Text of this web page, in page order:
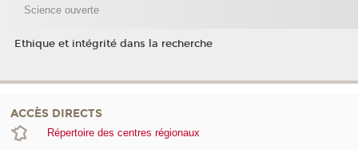
Science ouverte
Ethique et intégrité dans la recherche
ACCÈS DIRECTS
Répertoire des centres régionaux